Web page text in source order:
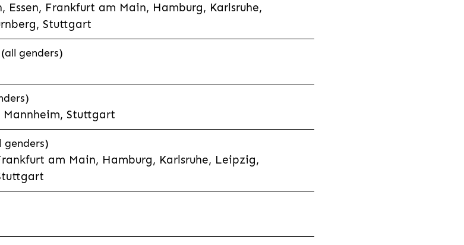
Essen, Frankfurt am Main, Hamburg, Karlsruhe,
Stuttgart
genders)
Mannheim, Stuttgart
genders)
am Main, Hamburg, Karlsruhe, Leipzig,